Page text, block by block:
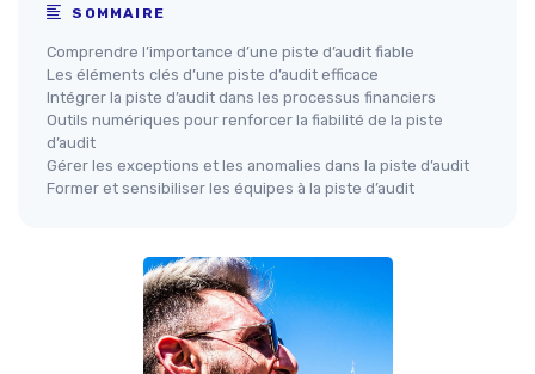
SOMMAIRE
Comprendre l’importance d’une piste d’audit fiable
Les éléments clés d’une piste d’audit efficace
Intégrer la piste d’audit dans les processus financiers
Outils numériques pour renforcer la fiabilité de la piste
d’audit
Gérer les exceptions et les anomalies dans la piste d’audit
Former et sensibiliser les équipes à la piste d’audit